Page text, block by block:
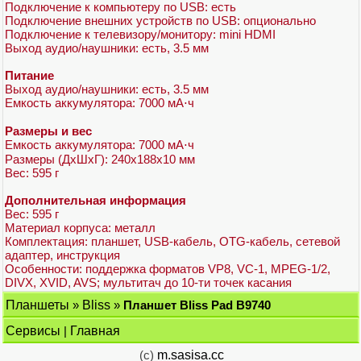
Подключение к компьютеру по USB: есть
Подключение внешних устройств по USB: опционально
Подключение к телевизору/монитору: mini HDMI
Выход аудио/наушники: есть, 3.5 мм
Питание
Выход аудио/наушники: есть, 3.5 мм
Емкость аккумулятора: 7000 мА⋅ч
Размеры и вес
Емкость аккумулятора: 7000 мА⋅ч
Размеры (ДхШхГ): 240x188x10 мм
Вес: 595 г
Дополнительная информация
Вес: 595 г
Материал корпуса: металл
Комплектация: планшет, USB-кабель, OTG-кабель, сетевой
адаптер, инструкция
Особенности: поддержка форматов VP8, VC-1, MPEG-1/2,
DIVX, XVID, AVS; мультитач до 10-ти точек касания
Планшеты » Bliss » Планшет Bliss Pad B9740
Сервисы | Главная
(c) m.sasisa.cc